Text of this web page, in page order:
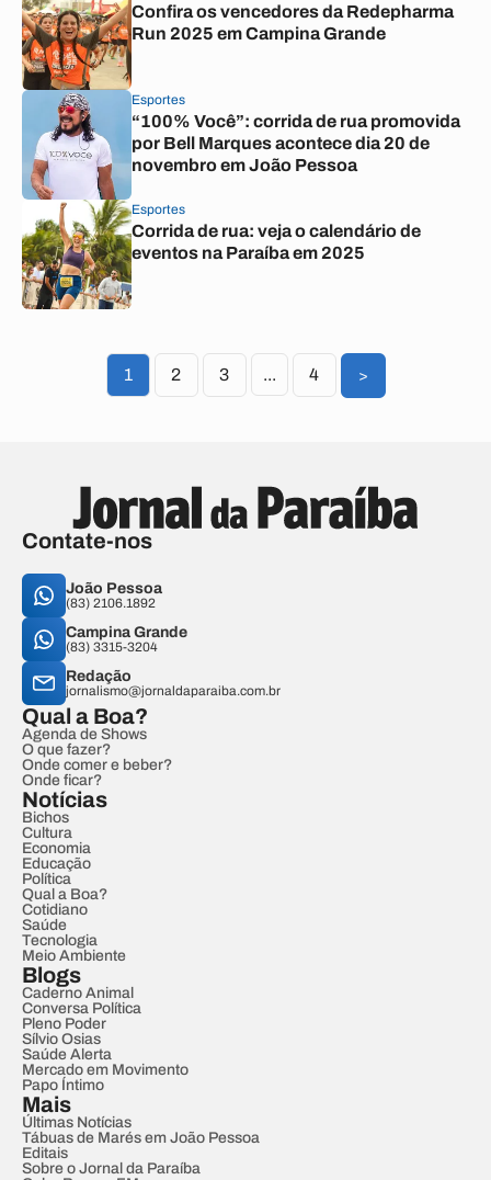
Confira os vencedores da Redepharma
Run 2025 em Campina Grande
Esportes
“100% Você”: corrida de rua promovida
por Bell Marques acontece dia 20 de
novembro em João Pessoa
Esportes
Corrida de rua: veja o calendário de
eventos na Paraíba em 2025
1 2 3 ... 4 >
Contate-nos
João Pessoa
(83) 2106.1892
Campina Grande
(83) 3315-3204
Redação
jornalismo@jornaldaparaiba.com.br
Qual a Boa?
Agenda de Shows
O que fazer?
Onde comer e beber?
Onde ficar?
Notícias
Bichos
Cultura
Economia
Educação
Política
Qual a Boa?
Cotidiano
Saúde
Tecnologia
Meio Ambiente
Blogs
Caderno Animal
Conversa Política
Pleno Poder
Sílvio Osias
Saúde Alerta
Mercado em Movimento
Papo Íntimo
Mais
Últimas Notícias
Tábuas de Marés em João Pessoa
Editais
Sobre o Jornal da Paraíba